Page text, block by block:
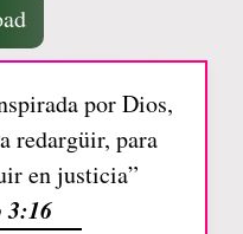
por Dios,
redargüir, para
en justicia”
3:16